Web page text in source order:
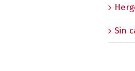
Sin